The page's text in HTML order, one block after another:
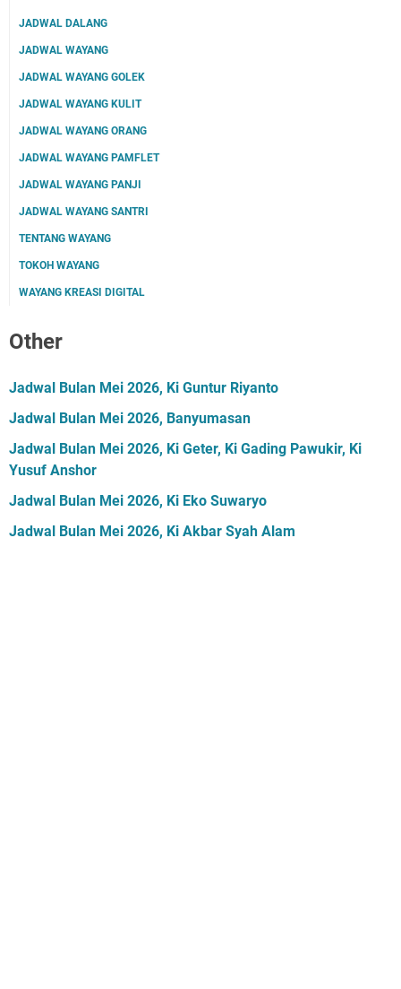
JADWAL DALANG
JADWAL WAYANG
JADWAL WAYANG GOLEK
JADWAL WAYANG KULIT
JADWAL WAYANG ORANG
JADWAL WAYANG PAMFLET
JADWAL WAYANG PANJI
JADWAL WAYANG SANTRI
TENTANG WAYANG
TOKOH WAYANG
WAYANG KREASI DIGITAL
Other
Jadwal Bulan Mei 2026, Ki Guntur Riyanto
Jadwal Bulan Mei 2026, Banyumasan
Jadwal Bulan Mei 2026, Ki Geter, Ki Gading Pawukir, Ki
Yusuf Anshor
Jadwal Bulan Mei 2026, Ki Eko Suwaryo
Jadwal Bulan Mei 2026, Ki Akbar Syah Alam